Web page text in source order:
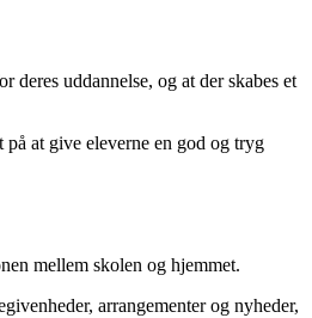
deres uddannelse, og at der skabes et
at give eleverne en god og tryg
mellem skolen og hjemmet.
arrangementer og nyheder,